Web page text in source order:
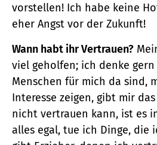
vorstellen! Ich habe keine
eher Angst vor der Zukunft!
Wann habt ihr Vertrauen?
viel geholfen; ich denke gern
Menschen für mich da sind,
Interesse zeigen, gibt mir
nicht vertrauen kann, ist es
alles egal, tue ich Dinge, die